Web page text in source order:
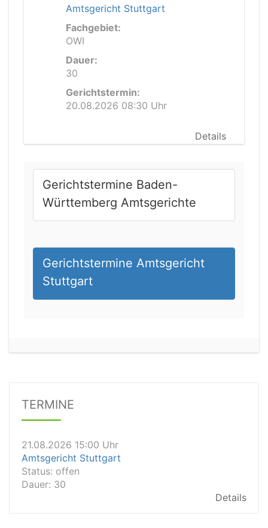
Amtsgericht Stuttgart
Fachgebiet:
OWI
Dauer:
30
Gerichtstermin:
20.08.2026 08:30 Uhr
Details
Gerichtstermine Baden-
Württemberg Amtsgerichte
Gerichtstermine Amtsgericht
Stuttgart
TERMINE
Amtsgericht Unna
21.08.2026 15:00 Uhr
Amtsgericht Stuttgart
Dauer: 30
21.08.2026 14:30 Uhr
Amtsgericht Ulm